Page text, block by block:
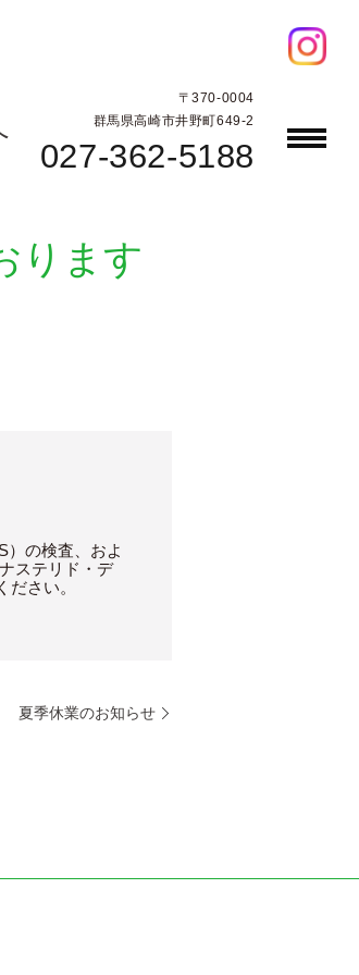
〒370-0004
群馬県高崎市井野町649-2
027-362-5188
ります
）の検査、およ
ステリド・デ
さい。
夏季休業のお知らせ